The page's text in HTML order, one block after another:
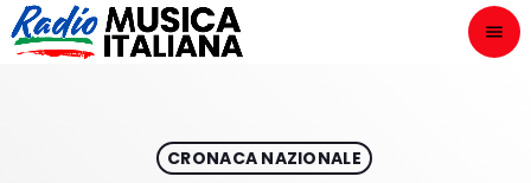
menu
CRONACA NAZIONALE